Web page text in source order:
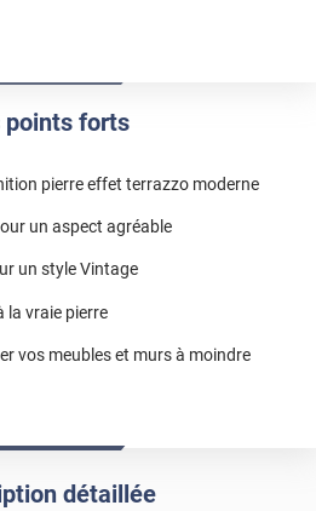
points forts
pierre effet terrazzo moderne
un aspect agréable
un style Vintage
la vraie pierre
vos meubles et murs à moindre
détaillée